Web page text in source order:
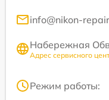
info@nikon-
Набережная
Адрес сервисного
Режим работы: